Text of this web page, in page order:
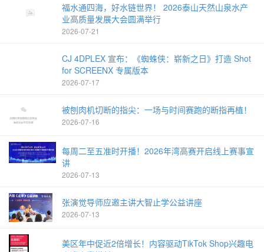
福水通四海，好水链世界！ 2026泰山天然山泉水产
业高质量发展大会圆满举行
2026-07-21
CJ 4DPLEX 宣布：《蜘蛛侠：崭新之日》打造 Shot
for SCREENX 专属版本
2026-07-17
被刨肉机切断的指尖：一场与时间赛跑的断指再植！
2026-07-16
每周二至五准时开播！2026年湾高赛开启线上赛事宣
讲
2026-07-13
张演觉导师应邀主讲大智止学公益讲座
2026-07-13
美区年中促近2倍增长！内容驱动TikTok Shop兴趣电